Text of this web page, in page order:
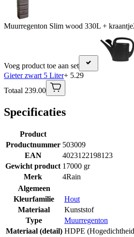
Muurregenton Slim wood 330L + kraantje
Voeg product toe aan set
Gieter zwart 5 Liter+ 5.29
Totaal 239.00
Specificaties
Product
Productnummer 503009
EAN
4023122198123
Gewicht product 17000 gr
Merk
4Rain
Algemeen
Kleurfamilie
Hout
Materiaal
Kunststof
Type
Muurregenton
Materiaal (detail) HDPE